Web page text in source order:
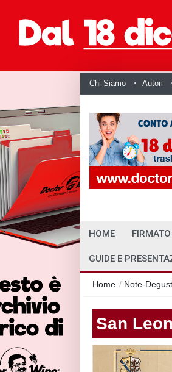
Chi Siamo Autori
HOME
GUIDE E
Home / Note-
San